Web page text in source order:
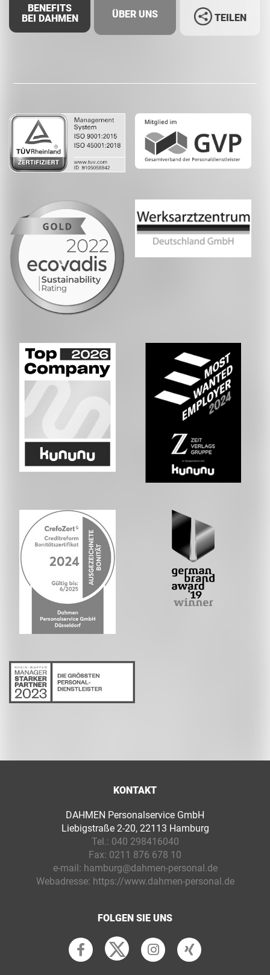
BENEFITS
BEI DAHMEN
ÜBER UNS TEILEN
KONTAKT
DAHMEN Personalservice GmbH
Liebigstraße 2-20, 22113 Hamburg
Tel.: 040 298416040
Fax: 0211 876 678 10
e-mail: hamburg@dahmen-personal.de
Webadresse: https://www.dahmen-personal.de
FOLGEN SIE UNS